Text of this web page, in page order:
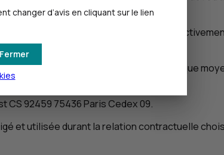
à l’utilisation du produit ou service
avis de réception adressé à la banque
CS92459 75436ParisCedex 09.
et utilisée durant la relation contractuelle
changer d’avis en cliquant sur le lien